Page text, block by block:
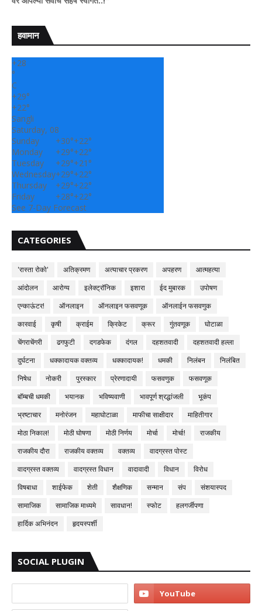
हवामान
+28
°
C
+29°
+22°
Sangli
Saturday, 08
Sunday
+30°+22°
Monday
+29°+22°
Tuesday
+29°+21°
Wednesday+29°+22°
Thursday
+29°+22°
Friday
+28°+22°
See 7-Day Forecast
CATEGORIES
'रास्ता रोको' अतिक्रमण अत्याचार प्रकरण अपहरण
आत्महत्या
आंदोलन
आरोग्य इलेक्ट्रॉनिक इशारा ईद मुबारक
उपोषण
एन्काऊंटर!
ऑनलाइन ऑनलाइन फसवणूक
ऑनलाईन फसवणुक
कारवाई
कृषी क्राईम क्रिकेट क्रूर गुंतवणूक
घोटाळा
चेंगराचेंगरी
ढगफुटी दगडफेक दंगल दहशतवादी
दहशतवादी हल्ला
दुर्घटना
धक्कादायक वक्तव्य धक्कादायक! धमकी निलंबन
निलंबित
निषेध
नोकरी पुरस्कार प्रेरणादायी फसवणुक
फसवणूक
बॉम्बची धमकी
भयानक भविष्यवाणी भावपूर्ण श्रद्धांजली
भूकंप
भ्रष्टाचार
मनोरंजन महाघोटाळा माफीचा साक्षीदार
माहितीगार
मोठा निकाल!
मोठी घोषणा मोठी निर्णय मोर्चा मोर्चा!
राजकीय
राजकीय दौरा
राजकीय वक्तव्य वक्तव्य
वादग्रस्त पोस्ट
वादग्रस्त वक्तव्य
वादग्रस्त विधान वादावादी विधान
विरोध
विषबाधा
शाईफेक शेती शैक्षणिक सन्मान संप
संशयास्पद
सामाजिक
सामाजिक माध्यमे सावधान! स्फोट
हलगर्जीपणा
हार्दिक अभिनंदन
हृदयस्पर्शी
SOCIAL PLUGIN